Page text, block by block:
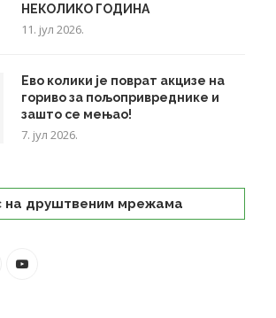
НЕКОЛИКО ГОДИНА
11. јул 2026.
Ево колики је поврат акцизе на
гориво за пољопривреднике и
зашто се мењао!
7. јул 2026.
на друштвеним мрежама